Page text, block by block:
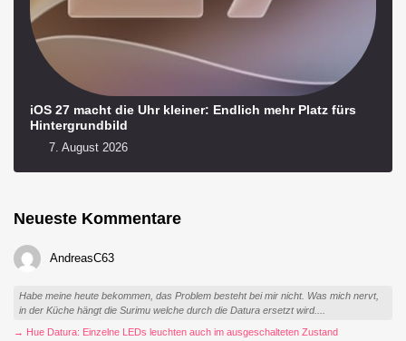
iOS 27 macht die Uhr kleiner: Endlich mehr Platz fürs
Hintergrundbild
7. August 2026
Neueste Kommentare
AndreasC63
Habe meine heute bekommen, das Problem besteht bei mir nicht. Was mich nervt,
in der Küche hängt die Surimu welche durch die Datura ersetzt wird....
→ Hue Datura: Einzelne LEDs leuchten auch im ausgeschalteten Zustand